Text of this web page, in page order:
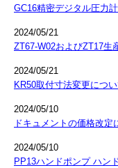
GC16精密デジタル圧力
2024/05/21
ZT67-W02およびZT17生
2024/05/21
KR50取付寸法変更につ
2024/05/10
ドキュメントの価格改定
2024/05/10
PP13ハンドポンプ ハン